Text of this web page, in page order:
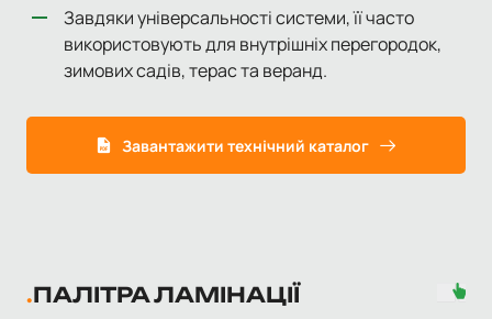
Завдяки універсальності системи, її часто
використовують для внутрішніх перегородок,
зимових садів, терас та веранд.
Завантажити технічний каталог
ПАЛІТРА ЛАМІНАЦІЇ